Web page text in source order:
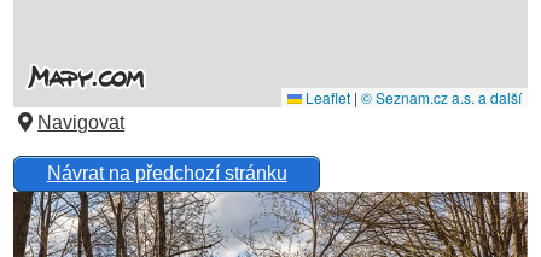
Navigovat
Návrat na předchozí stránku